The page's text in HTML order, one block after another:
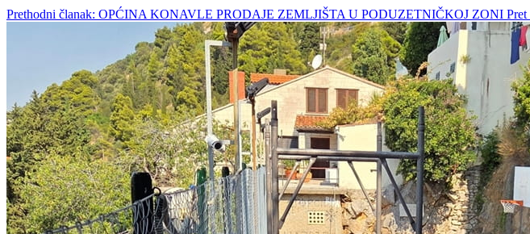
Prethodni članak: OPĆINA KONAVLE PRODAJE ZEMLJIŠTA U PODUZETNIČKOJ ZONI Pret